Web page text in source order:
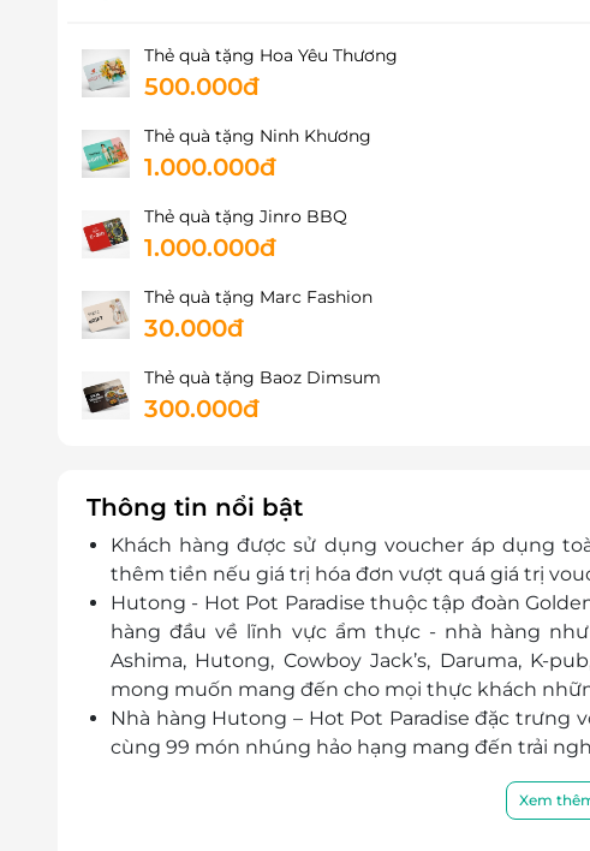
Thẻ quà tặng Hoa Yêu Thương
500.000đ
Thẻ quà tặng Ninh Khương
1.000.000đ
Thẻ quà tặng Jinro BBQ
1.000.000đ
Thẻ quà tặng Marc Fashion
30.000đ
Thẻ quà tặng Baoz Dimsum
300.000đ
Thông tin nổi bật
Khách hàng được sử dụng voucher áp dụng
thêm tiền nếu giá trị hóa đơn vượt quá giá trị
Hutong - Hot Pot Paradise thuộc tập đoàn
hàng đầu về lĩnh vực ẩm thực - nhà hàng như
Ashima, Hutong, Cowboy Jack’s, Daruma, K-
mong muốn mang đến cho mọi thực khách
Nhà hàng Hutong – Hot Pot Paradise đặc trưng
cùng 99 món nhúng hảo hạng mang đến trải
Xem